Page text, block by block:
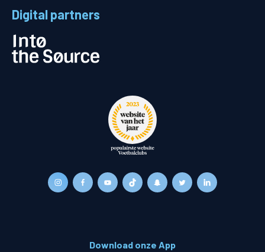
Digital partners
Download onze App